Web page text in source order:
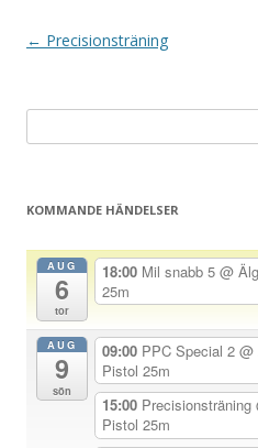
I
n
← Precisionsträning
efter:
KOMMANDE HÄNDELSER
AUG
6
tor
18:00 Mil snabb 5 @
25m
AUG
9
sön
09:00 PPC Special 2 @
Pistol 25m
15:00 Precisionsträning
Pistol 25m